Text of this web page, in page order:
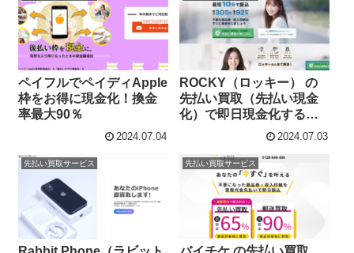
ペイフルでペイディApple
枠をお得に現金化！換金
率最大90％
2024.07.04
ROCKY（ロッキー） の
先払い買取（先払い現金
化）で即日現金化する方
法｜サービス内容・詳細
2024.07.03
先払い買取サービス 先払い買取サービス